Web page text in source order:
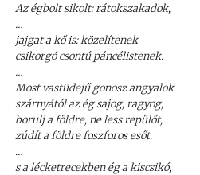
Az égbolt sikolt: rátokszakadok,
…
jajgat a kő is: közelítenek
csikorgó csontú páncélistenek.
…
Most vastüdejű gonosz angyalok
szárnyától az ég sajog, ragyog,
borulj a földre, ne less repülőt,
zúdít a földre foszforos esőt.
…
s a lécketrecekben ég a kiscsikó,